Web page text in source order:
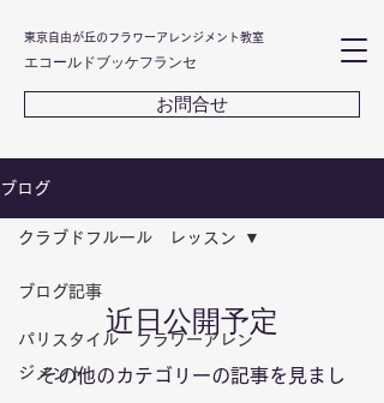
東京自由が丘のフラワーアレンジメント教室
エコールドブッケフランセ
お問合せ
ブログ
ブログ記事
パリスタイル フラワーアレン
ジメント
クラブドフルール レッスン
近日公開予定
その他のカテゴリーの記事を見まし